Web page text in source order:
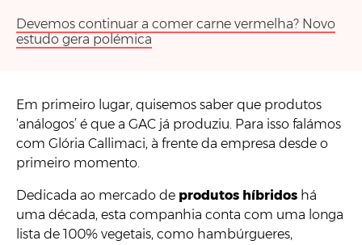
Devemos continuar a comer carne vermelha? Novo
estudo gera polémica
Em primeiro lugar, quisemos saber que produtos
‘análogos’ é que a GAC já produziu. Para isso falámos
com Glória Callimaci, à frente da empresa desde o
primeiro momento.
Dedicada ao mercado de produtos híbridos há
uma década, esta companhia conta com uma longa
lista de 100% vegetais, como hambúrgueres,